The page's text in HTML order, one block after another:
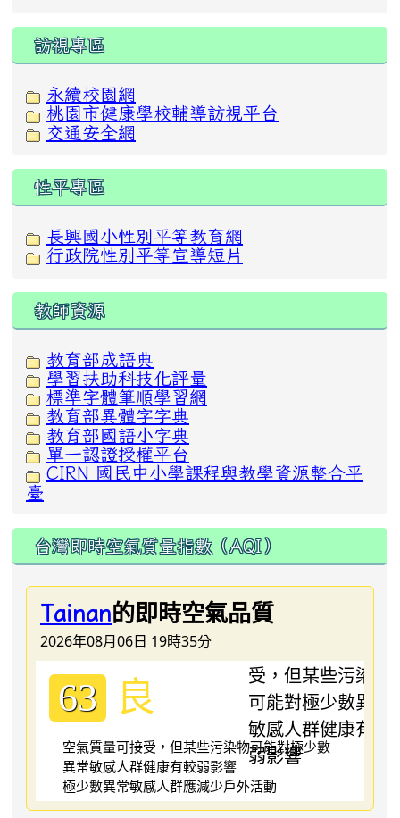
訪視專區
永續校園網
桃園市健康學校輔導訪視平台
交通安全網
性平專區
長興國小性別平等教育網
行政院性別平等宣導短片
教師資源
教育部成語典
學習扶助科技化評量
標準字體筆順學習網
教育部異體字字典
教育部國語小字典
單一認證授權平台
CIRN 國民中小學課程與教學資源整合平
臺
台灣即時空氣質量指數（AQI）
Tainan的即時空氣品質
2026年08月06日 19時35分
63 良
空氣質量可接受，但某些污染物可能對極少數
異常敏感人群健康有較弱影響
極少數異常敏感人群應減少戶外活動